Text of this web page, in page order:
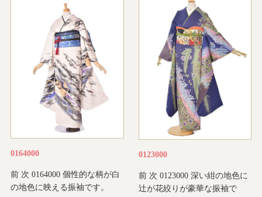
0164000
前 次 0164000 個性的な柄が白
の地色に映える振袖です。
0123000
前 次 0123000 深い紺の地色に
辻が花絞りが豪華な振袖で